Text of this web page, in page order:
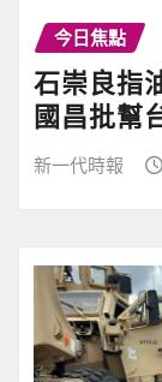
今日焦點
石崇良指
國昌批幫
新一代時報